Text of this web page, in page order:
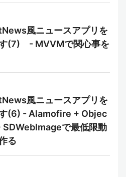
風ニュースアプリを
(7) - MVVMで関心事を
風ニュースアプリを
(6) - Alamofire + Objec
で最低限動
る